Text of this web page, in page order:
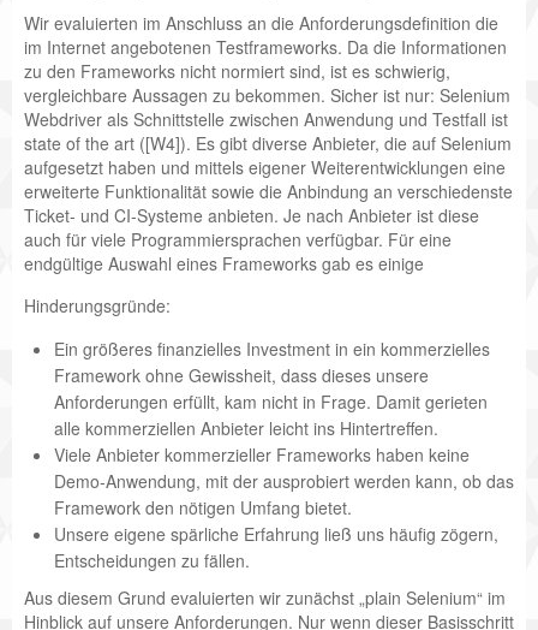
Wir evaluierten im Anschluss an die Anforderungsdefinition die
im Internet angebotenen Testframeworks. Da die Informationen
zu den Frameworks nicht normiert sind, ist es schwierig,
vergleichbare Aussagen zu bekommen. Sicher ist nur: Selenium
Webdriver als Schnittstelle zwischen Anwendung und Testfall ist
state of the art ([W4]). Es gibt diverse Anbieter, die auf Selenium
aufgesetzt haben und mittels eigener Weiterentwicklungen eine
erweiterte Funktionalität sowie die Anbindung an verschiedenste
Ticket- und CI-Systeme anbieten. Je nach Anbieter ist diese
auch für viele Programmiersprachen verfügbar. Für eine
endgültige Auswahl eines Frameworks gab es einige
Hinderungsgründe:
Ein größeres finanzielles Investment in ein kommerzielles
Framework ohne Gewissheit, dass dieses unsere
Anforderungen erfüllt, kam nicht in Frage. Damit gerieten
alle kommerziellen Anbieter leicht ins Hintertreffen.
Viele Anbieter kommerzieller Frameworks haben keine
Demo-Anwendung, mit der ausprobiert werden kann, ob das
Framework den nötigen Umfang bietet.
Unsere eigene spärliche Erfahrung ließ uns häufig zögern,
Entscheidungen zu fällen.
Aus diesem Grund evaluierten wir zunächst „plain Selenium“ im
Hinblick auf unsere Anforderungen. Nur wenn dieser Basisschritt